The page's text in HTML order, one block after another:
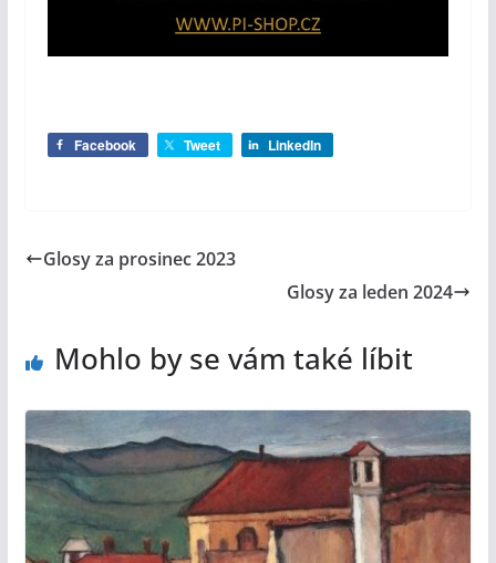
Facebook Tweet LinkedIn
Glosy za prosinec 2023
Glosy za leden 2024
Mohlo by se vám také líbit